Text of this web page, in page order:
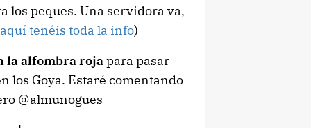
los peques. Una servidora va,
aquí tenéis toda la info)
la alfombra rojapara pasar
los Goya. Estaré comentando
@almunogues